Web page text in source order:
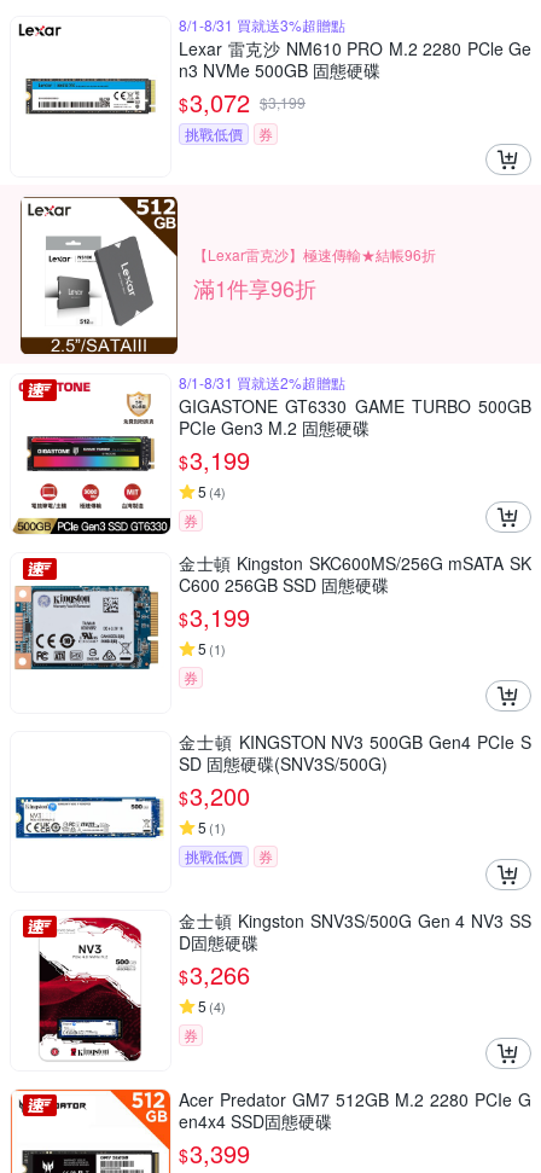
8/1-8/31 買就送3%超贈點
Lexar 雷克沙 NM610 PRO M.2 2280 PCle Ge
n3 NVMe 500GB 固態硬碟
$3,072 $3,199
挑戰低價
券
【Lexar雷克沙】極速傳輸★結帳96折
滿1件享96折
8/1-8/31 買就送2%超贈點
GIGASTONE GT6330 GAME TURBO 500GB
PCIe Gen3 M.2 固態硬碟
$3,199
5 (4)
券
金士頓 Kingston SKC600MS/256G mSATA SK
C600 256GB SSD 固態硬碟
$3,199
5 (1)
券
金士頓 KINGSTON NV3 500GB Gen4 PCIe S
SD 固態硬碟(SNV3S/500G)
$3,200
5 (1)
挑戰低價 券
金士頓 Kingston SNV3S/500G Gen 4 NV3 SS
D固態硬碟
$3,266
5 (4)
券
Acer Predator GM7 512GB M.2 2280 PCIe G
en4x4 SSD固態硬碟
$3,399